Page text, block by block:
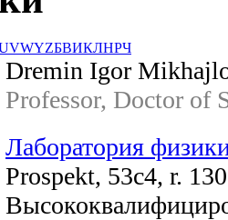
VWYZБВИКЛНРЧ
Dremin Igor
Professor, Doctor of
Лаборатория
Prospekt, 53c4, r. 130